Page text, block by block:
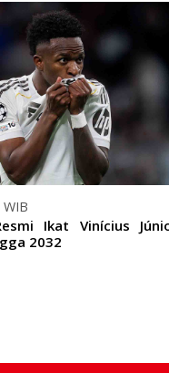
Ikat Vinícius
2032